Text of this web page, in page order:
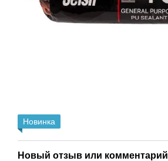
Новинка
Новый отзыв или комментарий